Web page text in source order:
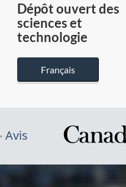
du
Canada
Dépôt ouvert des
sciences et
technologie
Français
Avis